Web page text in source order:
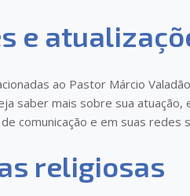
e
ao Pastor Márcio
saber mais sobre sua
comunicação e em suas redes
religiosas